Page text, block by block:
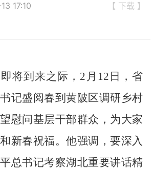
【 下载 】
17:10
将到来之际，2月12日，省
记盛阅春到黄陂区调研乡村
慰问基层干部群众，为大家
新春祝福。他强调，要深入
总书记考察湖北重要讲话精